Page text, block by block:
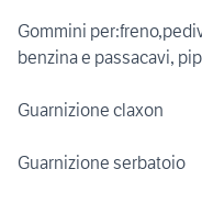
Gommini
benzina e passacavi,
Guarnizione claxon
Guarnizione serbatoio